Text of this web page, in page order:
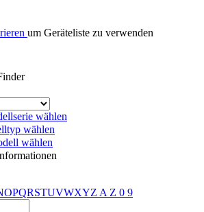
um Geräteliste zu verwenden
wählen
wählen
wählen
OPQRSTUVWXYZ A Z 0 9